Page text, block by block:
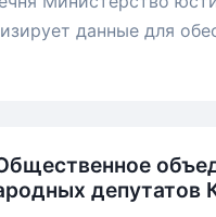
данные для
депутатов